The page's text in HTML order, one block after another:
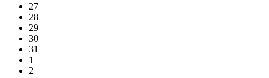
27
28
29
30
31
1
2